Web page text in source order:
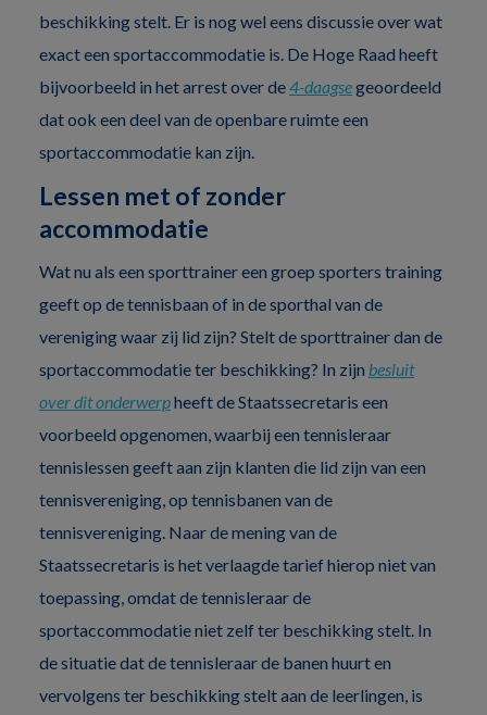
beschikking stelt. Er is nog wel eens discussie over wat
exact een sportaccommodatie is. De Hoge Raad heeft
bijvoorbeeld in het arrest over de4-daagsegeoordeeld
dat ook een deel van de openbare ruimte een
sportaccommodatie kan zijn.
Lessen met of zonder
accommodatie
Wat nu als een sporttrainer een groep sporters training
geeft op de tennisbaan of in de sporthal van de
vereniging waar zij lid zijn? Stelt de sporttrainer dan de
sportaccommodatie ter beschikking? In zijn besluit
over dit onderwerpheeft de Staatssecretaris een
voorbeeld opgenomen, waarbij een tennisleraar
tennislessen geeft aan zijn klanten die lid zijn van een
tennisvereniging, op tennisbanen van de
tennisvereniging. Naar de mening van de
Staatssecretaris is het verlaagde tarief hierop niet van
toepassing, omdat de tennisleraar de
sportaccommodatie niet zelf ter beschikking stelt. In
de situatie dat de tennisleraar de banen huurt en
vervolgens ter beschikking stelt aan de leerlingen, is